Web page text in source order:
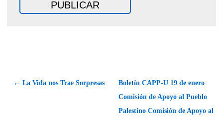
← La Vida nos Trae Sorpresas
Boletín CAPP-U 19 de enero
Comisión de Apoyo al Pueblo
Palestino Comisión de Apoyo al